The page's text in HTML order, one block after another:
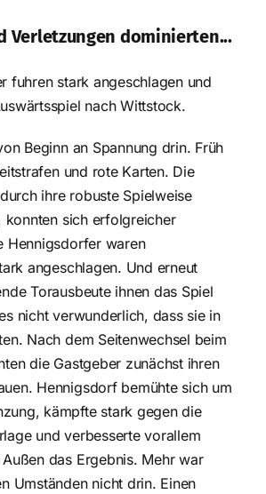
Verletzungen dominierten...
fuhren stark angeschlagen und
nach Wittstock.
Beginn an Spannung drin. Früh
und rote Karten. Die
ihre robuste Spielweise
konnten sich erfolgreicher
Hennigsdorfer waren
angeschlagen. Und erneut
Torausbeute ihnen das Spiel
nicht verwunderlich, dass sie in
Nach dem Seitenwechsel beim
die Gastgeber zunächst ihren
Hennigsdorf bemühte sich um
kämpfte stark gegen die
und verbesserte vorallem
das Ergebnis. Mehr war
Umständen nicht drin. Einen